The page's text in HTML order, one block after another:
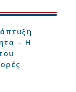
– Η